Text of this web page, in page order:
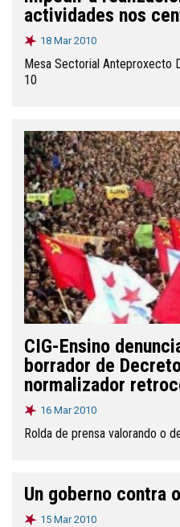
actividades nos
18 Mar 2010
Mesa Sectorial Anteproxecto
10
CIG-Ensino
borrador de
normalizador
16 Mar 2010
Rolda de prensa valorando o
Un goberno contra
15 Mar 2010